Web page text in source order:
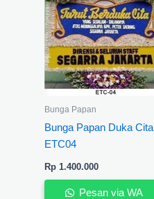
Bunga Papan
Bunga Papan Duka Cita
ETC04
Rp1.400.000
Pesan via WA